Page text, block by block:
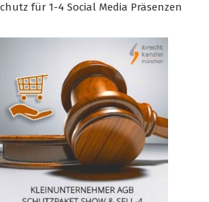
für 1-4 Social Media Präsenzen